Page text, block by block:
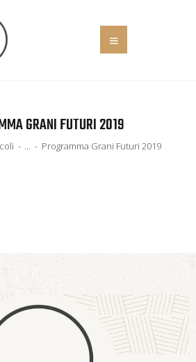
GRANI FUTURI 2019
... Programma Grani Futuri 2019